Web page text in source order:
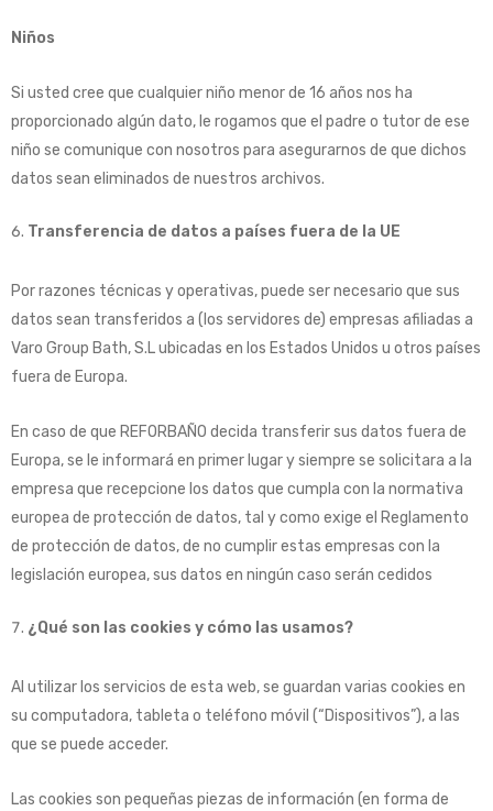
Niños
Si usted cree que cualquier niño menor de 16 años nos ha
proporcionado algún dato, le rogamos que el padre o tutor de ese
niño se comunique con nosotros para asegurarnos de que dichos
datos sean eliminados de nuestros archivos.
Transferencia de datos a países fuera de la UE
Por razones técnicas y operativas, puede ser necesario que sus
datos sean transferidos a (los servidores de) empresas afiliadas a
Varo Group Bath, S.L ubicadas en los Estados Unidos u otros países
fuera de Europa.
En caso de que REFORBAÑO decida transferir sus datos fuera de
Europa, se le informará en primer lugar y siempre se solicitara a la
empresa que recepcione los datos que cumpla con la normativa
europea de protección de datos, tal y como exige el Reglamento
de protección de datos, de no cumplir estas empresas con la
legislación europea, sus datos en ningún caso serán cedidos
¿Qué son las cookies y cómo las usamos?
Al utilizar los servicios de esta web, se guardan varias cookies en
su computadora, tableta o teléfono móvil (“Dispositivos”), a las
que se puede acceder.
Las cookies son pequeñas piezas de información (en forma de